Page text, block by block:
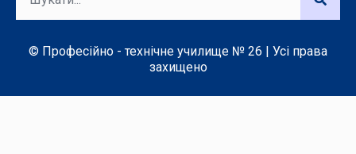
© Професійно - технічне училище № 26 | Усі права
захищено